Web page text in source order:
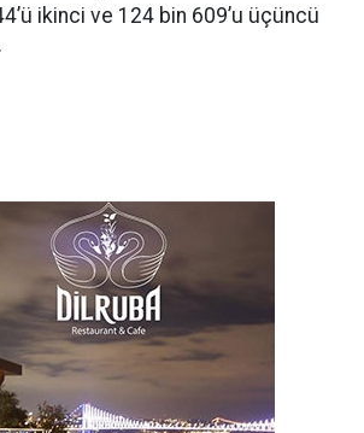
ikinci ve 124 bin 609’u üçüncü